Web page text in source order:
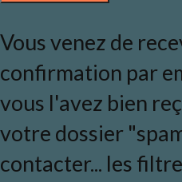
Vous venez de
confirmation par
vous l'avez bien
votre dossier
contacter... les